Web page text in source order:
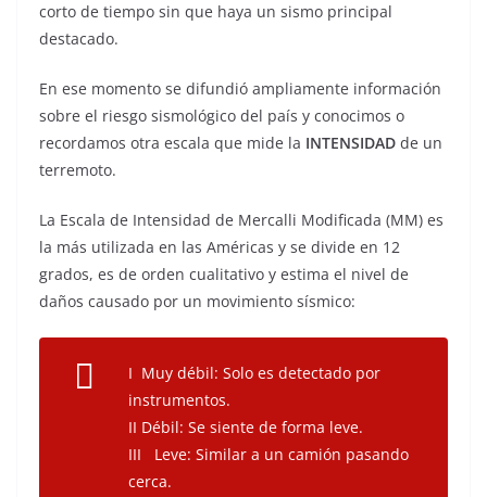
corto de tiempo sin que haya un sismo principal
destacado.
En ese momento se difundió ampliamente información
sobre el riesgo sismológico del país y conocimos o
recordamos otra escala que mide la INTENSIDAD de un
terremoto.
La Escala de Intensidad de Mercalli Modificada (MM) es
la más utilizada en las Américas y se divide en 12
grados, es de orden cualitativo y estima el nivel de
daños causado por un movimiento sísmico:
I Muy débil: Solo es detectado por
instrumentos.
II Débil: Se siente de forma leve.
III Leve: Similar a un camión pasando
cerca.